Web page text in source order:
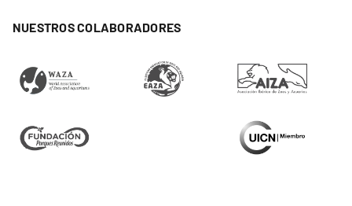
NUESTROS COLABORADORES